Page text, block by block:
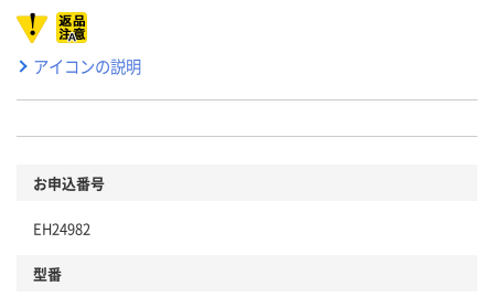
アイコンの説明
お申込番号
EH24982
型番